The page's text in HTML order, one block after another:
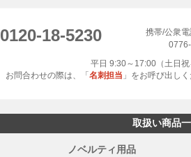
0120-18-5230
携帯/公衆
平日 9:30～17:00（土日
お問合わせの際は、「名刺担当 」をお呼び出し
取扱い商品
ノベルティ用品